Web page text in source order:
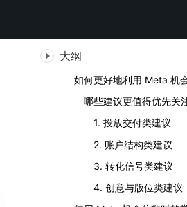
大纲
如何更好地利用 Meta 机
哪些建议更值得优先关
1. 投放交付类建议
2. 账户结构类建议
3. 转化信号类建议
4. 创意与版位类建议